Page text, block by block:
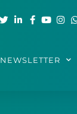
NEWSLETTER